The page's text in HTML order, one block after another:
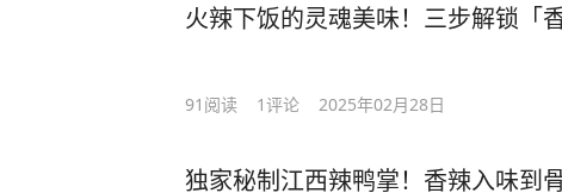
火辣下饭的灵魂美味！三步解锁「
91 阅读 1评论 2025年02月28日
独家秘制江西辣鸭掌！香辣入味到